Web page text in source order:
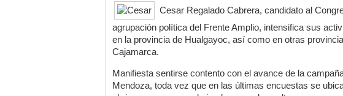
Cesar Regalado Cabrera, candidato al
agrupación política del Frente Amplio, intensifica sus
en la provincia de Hualgayoc, así como en otras
Cajamarca.
Manifiesta sentirse contento con el avance de la
Mendoza, toda vez que en las últimas encuestas se